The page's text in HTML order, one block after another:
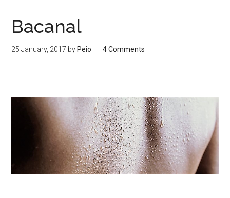
Bacanal
25 January, 2017 by Peio 4 Comments